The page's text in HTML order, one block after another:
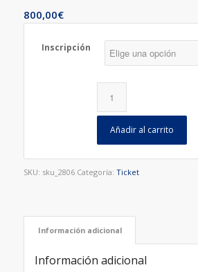
800,00€
Inscripción
Añadir al carrito
SKU: sku_2806 Categoría: Ticket
Información adicional
Información adicional